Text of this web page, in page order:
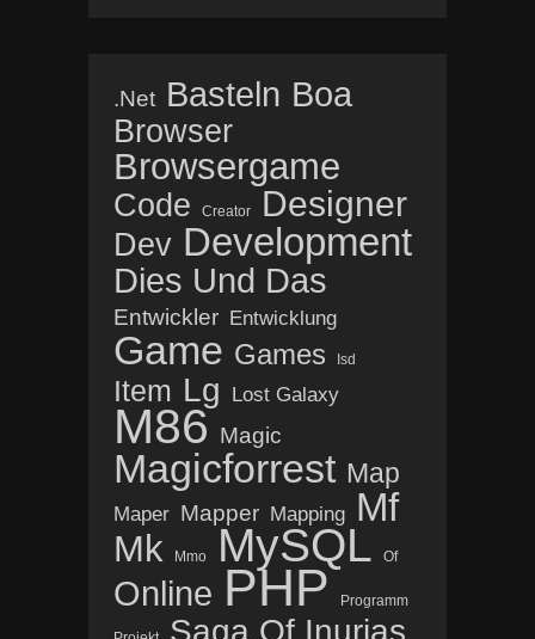
.net Basteln Boa
Browser
Browsergame
Code Creator Designer
Dev Development
Dies Und Das
Entwickler Entwicklung
Game Games Isd
Item Lg Lost Galaxy
M86 Magic
Magicforrest Map
Maper Mapper Mapping Mf
Mk Mmo MySQL Of
Online PHP Programm
Saga Of Inurias